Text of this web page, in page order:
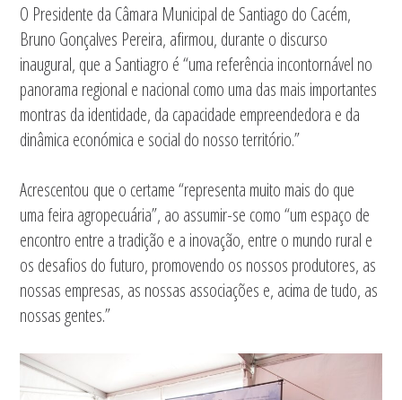
O Presidente da Câmara Municipal de Santiago do Cacém,
Bruno Gonçalves Pereira, afirmou, durante o discurso
inaugural, que a Santiagro é “uma referência incontornável no
panorama regional e nacional como uma das mais importantes
montras da identidade, da capacidade empreendedora e da
dinâmica económica e social do nosso território.”
Acrescentou que o certame “representa muito mais do que
uma feira agropecuária”, ao assumir-se como “um espaço de
encontro entre a tradição e a inovação, entre o mundo rural e
os desafios do futuro, promovendo os nossos produtores, as
nossas empresas, as nossas associações e, acima de tudo, as
nossas gentes.”